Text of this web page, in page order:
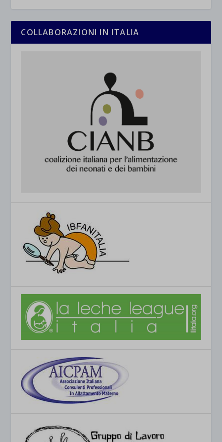
COLLABORAZIONI IN ITALIA